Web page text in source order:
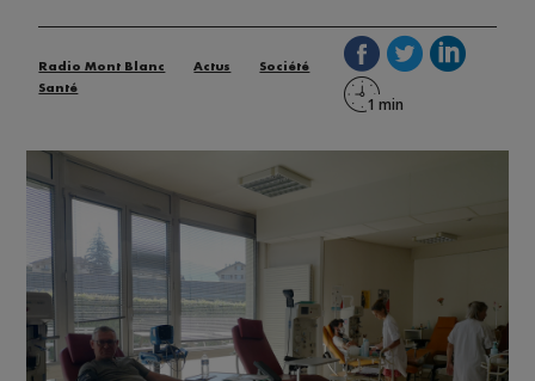
Radio Mont Blanc Actus
Société
Santé